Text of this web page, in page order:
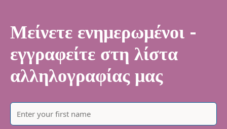
Μείνετε ενημερωμένοι -
εγγραφείτε στη λίστα
αλληλογραφίας μας